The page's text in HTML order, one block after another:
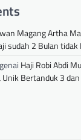
Magang Artha
sudah 2 Bulan tidak
Haji Robi Abdi
Bertanduk 3